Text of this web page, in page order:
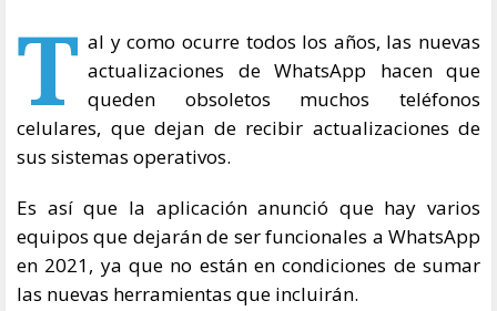
T al y como ocurre todos los años, las nuevas
actualizaciones de WhatsApp hacen que
queden obsoletos muchos teléfonos
celulares, que dejan de recibir actualizaciones de
sus sistemas operativos.
Es así que la aplicación anunció que hay varios
equipos que dejarán de ser funcionales a WhatsApp
en 2021, ya que no están en condiciones de sumar
las nuevas herramientas que incluirán.